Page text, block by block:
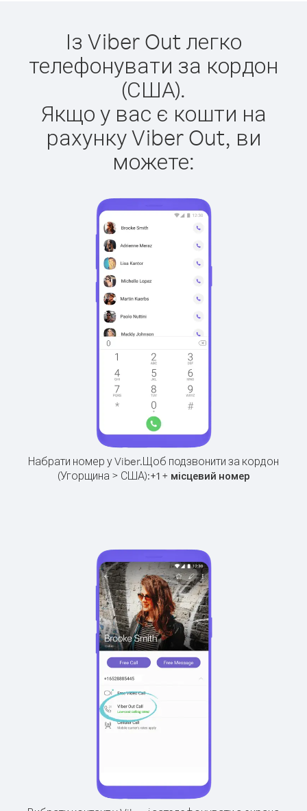
Із Viber Out легко
телефонувати за кордон
(США).
Якщо у вас є кошти на
рахунку Viber Out, ви
можете:
Набрати номер у Viber.Щоб подзвонити за кордон
(Угорщина > США):+1+ місцевий номер